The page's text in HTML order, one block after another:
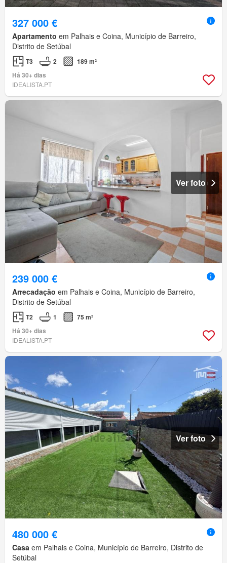
327 000 €
Apartamento em Palhais e Coina, Município de Barreiro,
Distrito de Setúbal
T3 2
189 m²
Há 30+ dias
IDEALISTA.PT
Ver foto
239 000 €
Arrecadação em Palhais e Coina, Município de Barreiro,
Distrito de Setúbal
T2 1
75 m²
Há 30+ dias
IDEALISTA.PT
Ver foto
480 000 €
Casa em Palhais e Coina, Município de Barreiro, Distrito de
Setúbal